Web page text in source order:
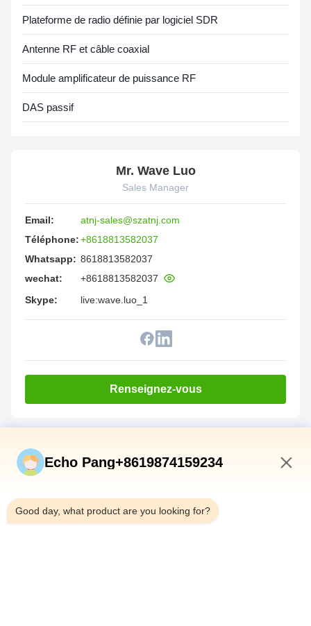
Plateforme de radio définie par logiciel SDR
Antenne RF et câble coaxial
Module amplificateur de puissance RF
DAS passif
Mr. Wave Luo
Sales Manager
Email:
atnj-sales@szatnj.com
Téléphone:+8618813582037
Whatsapp: 8618813582037
wechat:
+8618813582037
Skype:
live:wave.luo_1
Renseignez-vous
Liens Rapides
Produits
À Propos De Nous
Echo Pang+8619874159234
Good day, what product are you looking for?